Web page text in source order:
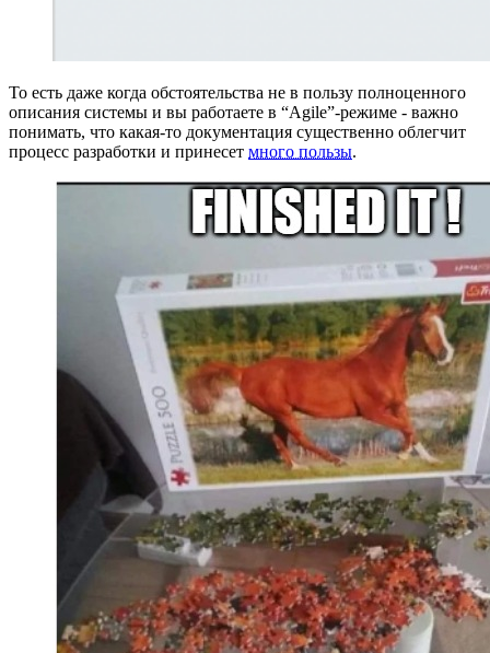
То есть даже когда обстоятельства не в пользу полноценного
описания системы и вы работаете в “Agile”-режиме - важно
понимать, что какая-то документация существенно облегчит
процесс разработки и принесет много пользы.